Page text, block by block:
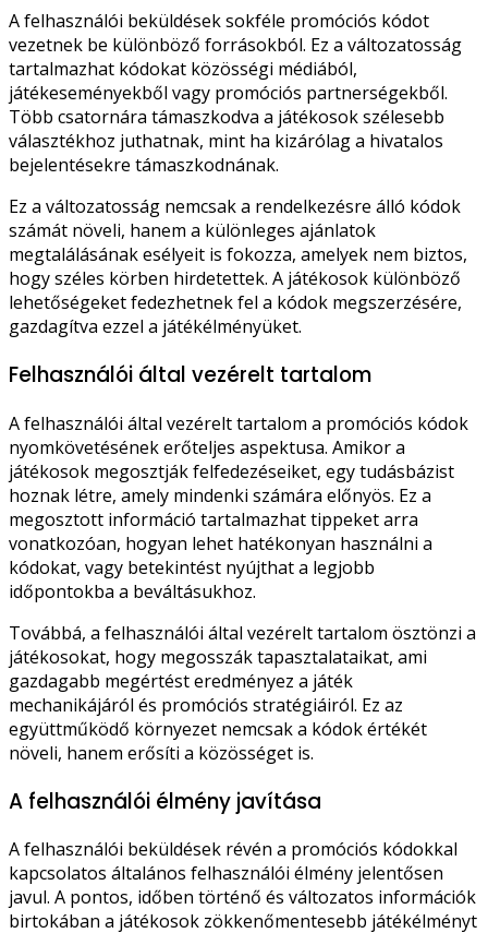
A felhasználói beküldések sokféle promóciós kódot
vezetnek be különböző forrásokból. Ez a változatosság
tartalmazhat kódokat közösségi médiából,
játékeseményekből vagy promóciós partnerségekből.
Több csatornára támaszkodva a játékosok szélesebb
választékhoz juthatnak, mint ha kizárólag a hivatalos
bejelentésekre támaszkodnának.
Ez a változatosság nemcsak a rendelkezésre álló kódok
számát növeli, hanem a különleges ajánlatok
megtalálásának esélyeit is fokozza, amelyek nem biztos,
hogy széles körben hirdetettek. A játékosok különböző
lehetőségeket fedezhetnek fel a kódok megszerzésére,
gazdagítva ezzel a játékélményüket.
Felhasználói által vezérelt tartalom
A felhasználói által vezérelt tartalom a promóciós kódok
nyomkövetésének erőteljes aspektusa. Amikor a
játékosok megosztják felfedezéseiket, egy tudásbázist
hoznak létre, amely mindenki számára előnyös. Ez a
megosztott információ tartalmazhat tippeket arra
vonatkozóan, hogyan lehet hatékonyan használni a
kódokat, vagy betekintést nyújthat a legjobb
időpontokba a beváltásukhoz.
Továbbá, a felhasználói által vezérelt tartalom ösztönzi a
játékosokat, hogy megosszák tapasztalataikat, ami
gazdagabb megértést eredményez a játék
mechanikájáról és promóciós stratégiáiról. Ez az
együttműködő környezet nemcsak a kódok értékét
növeli, hanem erősíti a közösséget is.
A felhasználói élmény javítása
A felhasználói beküldések révén a promóciós kódokkal
kapcsolatos általános felhasználói élmény jelentősen
javul. A pontos, időben történő és változatos információk
birtokában a játékosok zökkenőmentesebb játékélményt